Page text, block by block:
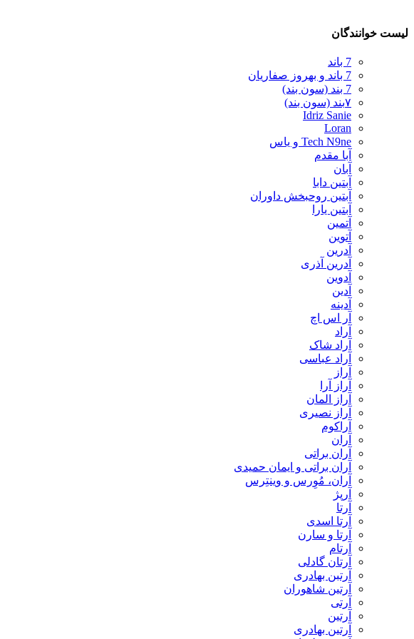
لیست خوانندگان
7 باند
7 باند و بهروز صفاریان
7 بند (سون بند)
۷بند (سون بند)
Idriz Sanie
Loran
Tech N9ne و یاس
آبا مقدم
آبان
آبتین دابا
آبتین روحبخش داوران
آبتین یارا
آتمین
آتوین
آدرین
آدرین آذری
آدوین
آدین
آدینه
آر اس اچ
آراد
آراد شاک
آراد عباسی
آراز
آراز آرا
آراز المان
آراز نصیری
آراکوم
آران
آران براتی
آران براتی و ایمان حمیدی
آران، مُوِرس و وینتِرس
آرپژ
آرتا
آرتا اسدی
آرتا و سارن
آرتام
آرتان گادلی
آرتبن بهادری
آرتين شاهوران
آرتی
آرتین
آرتین بهادری